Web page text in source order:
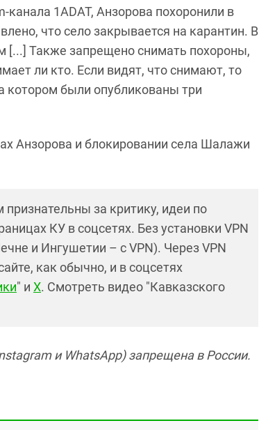
1ADAT, Анзорова похоронили в
что село закрывается на карантин. В
[...] Также запрещено снимать похороны,
ли кто. Если видят, что снимают, то
котором были опубликованы три
Анзорова и блокировании села Шалажи
признательны за критику, идеи по
КУ в соцсетях. Без установки VPN
и Ингушетии – с VPN). Через VPN
как обычно, и в соцсетях
" и X. Смотреть видео "Кавказского
и WhatsApp) запрещена в России.